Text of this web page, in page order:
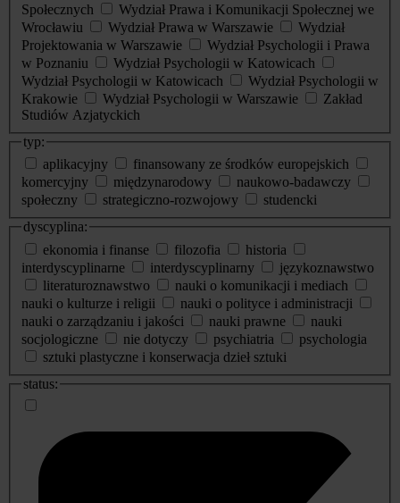
Społecznych
Wydział Prawa i Komunikacji Społecznej we
Wrocławiu
Wydział Prawa w Warszawie
Wydział
Projektowania w Warszawie
Wydział Psychologii i Prawa
w Poznaniu
Wydział Psychologii w Katowicach
Wydział Psychologii w Katowicach
Wydział Psychologii w
Krakowie
Wydział Psychologii w Warszawie
Zakład
Studiów Azjatyckich
typ:
aplikacyjny
finansowany ze środków europejskich
komercyjny
międzynarodowy
naukowo-badawczy
społeczny
strategiczno-rozwojowy
studencki
dyscyplina:
ekonomia i finanse
filozofia
historia
interdyscyplinarne
interdyscyplinarny
językoznawstwo
literaturoznawstwo
nauki o komunikacji i mediach
nauki o kulturze i religii
nauki o polityce i administracji
nauki o zarządzaniu i jakości
nauki prawne
nauki
socjologiczne
nie dotyczy psychiatria
psychologia
sztuki plastyczne i konserwacja dzieł sztuki
status: